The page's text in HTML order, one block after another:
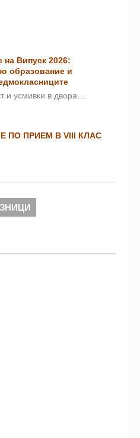
Випуск 2026:
образование и
и усмивки в двора…
ПО ПРИЕМ В VIII КЛАС